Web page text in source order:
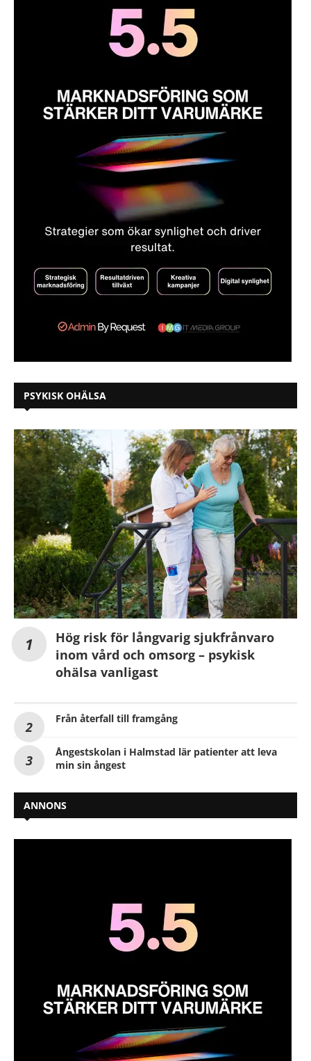
PSYKISK OHÄLSA
Hög risk för långvarig sjukfrånvaro
inom vård och omsorg – psykisk
ohälsa vanligast
Från återfall till framgång
Ångestskolan i Halmstad lär patienter att leva
min sin ångest
ANNONS